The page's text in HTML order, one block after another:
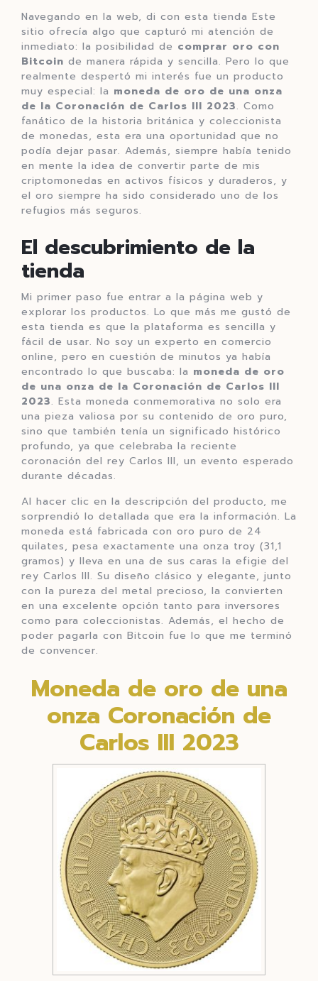
Navegando en la web, di con esta tienda Este
sitio ofrecía algo que capturó mi atención de
inmediato: la posibilidad de comprar oro con
Bitcoin de manera rápida y sencilla. Pero lo que
realmente despertó mi interés fue un producto
muy especial: la moneda de oro de una onza
de la Coronación de Carlos III 2023. Como
fanático de la historia británica y coleccionista
de monedas, esta era una oportunidad que no
podía dejar pasar. Además, siempre había tenido
en mente la idea de convertir parte de mis
criptomonedas en activos físicos y duraderos, y
el oro siempre ha sido considerado uno de los
refugios más seguros.
El descubrimiento de la
tienda
Mi primer paso fue entrar a la página web y
explorar los productos. Lo que más me gustó de
esta tienda es que la plataforma es sencilla y
fácil de usar. No soy un experto en comercio
online, pero en cuestión de minutos ya había
encontrado lo que buscaba: la moneda de oro
de una onza de la Coronación de Carlos III
2023. Esta moneda conmemorativa no solo era
una pieza valiosa por su contenido de oro puro,
sino que también tenía un significado histórico
profundo, ya que celebraba la reciente
coronación del rey Carlos III, un evento esperado
durante décadas.
Al hacer clic en la descripción del producto, me
sorprendió lo detallada que era la información. La
moneda está fabricada con oro puro de 24
quilates, pesa exactamente una onza troy (31,1
gramos) y lleva en una de sus caras la efigie del
rey Carlos III. Su diseño clásico y elegante, junto
con la pureza del metal precioso, la convierten
en una excelente opción tanto para inversores
como para coleccionistas. Además, el hecho de
poder pagarla con Bitcoin fue lo que me terminó
de convencer.
Moneda de oro de una
onza Coronación de
Carlos III 2023